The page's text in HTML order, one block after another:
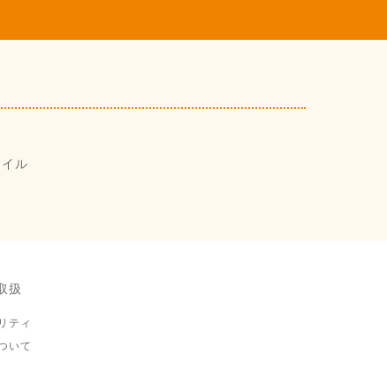
ル
扱
ティ
いて